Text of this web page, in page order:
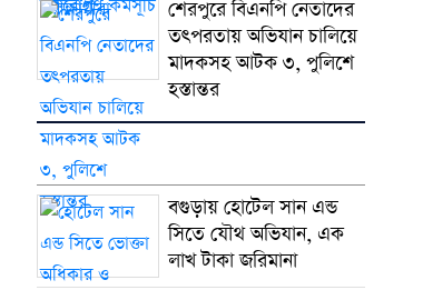
শেরপুরে বিএনপি নেতাদের
তৎপরতায় অভিযান চালিয়ে
মাদকসহ আটক ৩, পুলিশে
হস্তান্তর
বগুড়ায় হোটেল সান এন্ড
সিতে যৌথ অভিযান, এক
লাখ টাকা জরিমানা